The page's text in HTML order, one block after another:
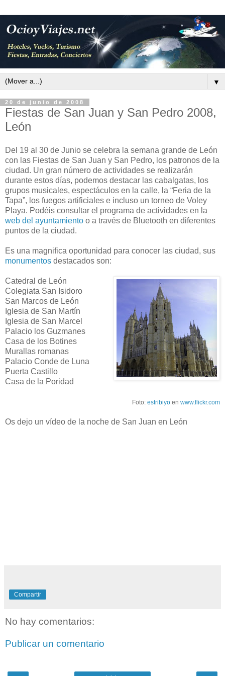
▼
20 de junio de 2008
Fiestas de San Juan y San Pedro 2008,
León
Del 19 al 30 de Junio se celebra la semana grande de León
con las Fiestas de San Juan y San Pedro, los patronos de la
ciudad. Un gran número de actividades se realizarán
durante estos días, podemos destacar las cabalgatas, los
grupos musicales, espectáculos en la calle, la “Feria de la
Tapa”, los fuegos artificiales e incluso un torneo de Voley
Playa. Podéis consultar el programa de actividades en la
web del ayuntamiento o a través de Bluetooth en diferentes
puntos de la ciudad.
Es una magnifica oportunidad para conocer las ciudad, sus
monumentos destacados son:
Catedral de León
Colegiata San Isidoro
San Marcos de León
Iglesia de San Martín
Iglesia de San Marcel
Palacio los Guzmanes
Casa de los Botines
Murallas romanas
Palacio Conde de Luna
Puerta Castillo
Casa de la Poridad
Foto: estribiyo en www.flickr.com
Os dejo un vídeo de la noche de San Juan en León
Compartir
No hay comentarios:
Publicar un comentario